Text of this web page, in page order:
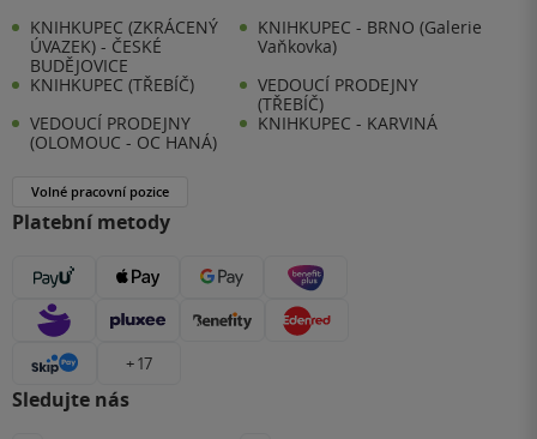
KNIHKUPEC (ZKRÁCENÝ
ÚVAZEK) - ČESKÉ
BUDĚJOVICE
KNIHKUPEC - BRNO (Galerie
Vaňkovka)
KNIHKUPEC (TŘEBÍČ)
VEDOUCÍ PRODEJNY
(TŘEBÍČ)
VEDOUCÍ PRODEJNY
(OLOMOUC - OC HANÁ)
KNIHKUPEC - KARVINÁ
Volné pracovní pozice
Platební metody
+ 17
Sledujte nás